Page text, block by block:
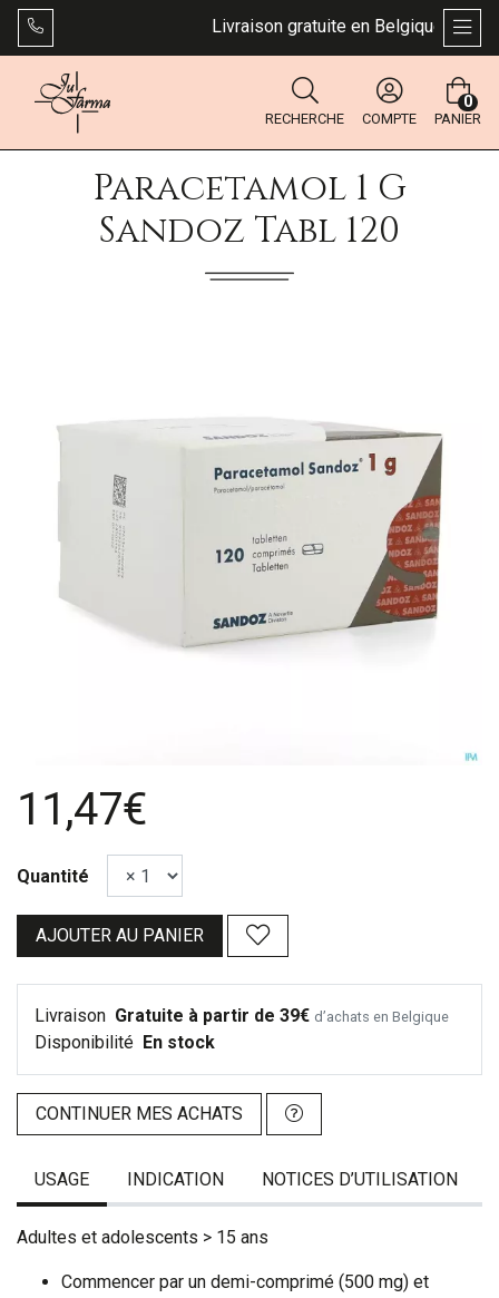
Livraison gratuite en Belgique dès
RECHERCHE COMPTE PANIER
0
Paracetamol 1 G
Sandoz Tabl 120
11,47€
Quantité
AJOUTER AU PANIER
Livraison Gratuite à partir de 39€ d’achats en Belgique
Disponibilité En stock
CONTINUER MES ACHATS
USAGE INDICATION NOTICES D’UTILISATION
Adultes et adolescents > 15 ans
Commencer par un demi-comprimé (500 mg) et